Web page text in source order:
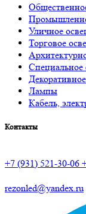
Уличное
Торговое
Специальное
Лампы
Кабель,
Контакты
+7 (931) 521-30-06
rezonled@yandex.ru